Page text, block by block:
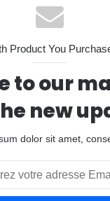
Product You
to our
new
dolor sit amet,